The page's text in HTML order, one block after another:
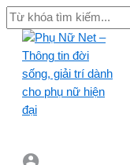
Skip
to
content
Từ
khóa
kiếm...